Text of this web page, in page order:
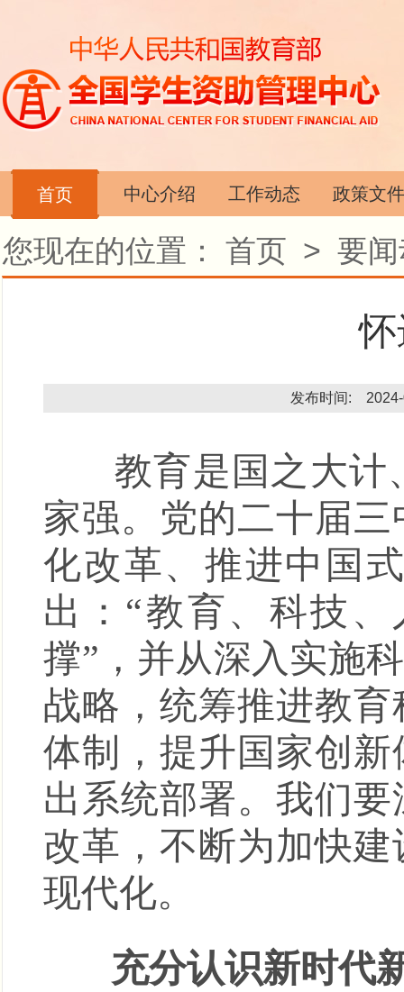
首页 中心介绍 工作动态 政策文件
您现在的位置： 首页 > 要
发布时间:
教育是国之大计
家强。党的二十届
化改革、推进中国
出：“教育、科技
撑”，并从深入实施
战略，统筹推进教
体制，提升国家创
出系统部署。我们
改革，不断为加快
现代化。
充分认识新时代